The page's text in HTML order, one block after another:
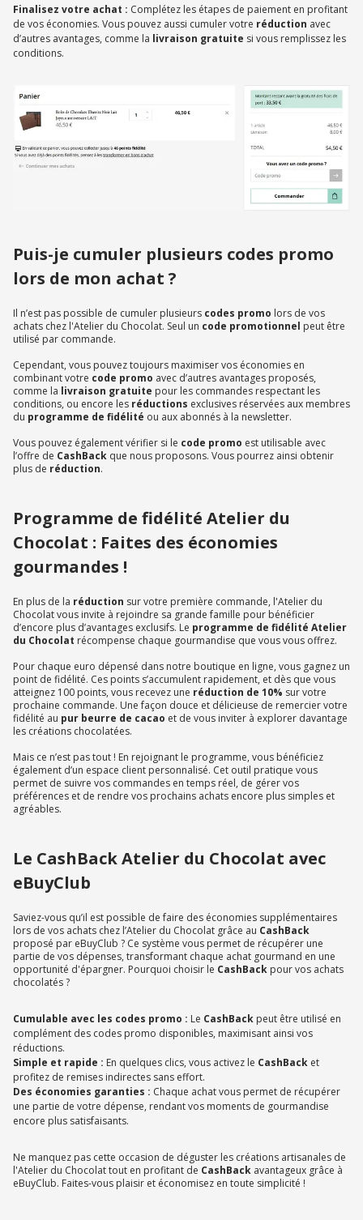
Finalisez votre achat : Complétez les étapes de paiement en profitant
de vos économies. Vous pouvez aussi cumuler votre réduction avec
d’autres avantages, comme la livraison gratuite si vous remplissez les
conditions.
Puis-je cumuler plusieurs codes promo
lors de mon achat ?
Il n’est pas possible de cumuler plusieurs codes promo lors de vos
achats chez l'Atelier du Chocolat. Seul un code promotionnel peut être
utilisé par commande.
Cependant, vous pouvez toujours maximiser vos économies en
combinant votre code promo avec d’autres avantages proposés,
comme la livraison gratuite pour les commandes respectant les
conditions, ou encore les réductions exclusives réservées aux membres
du programme de fidélité ou aux abonnés à la newsletter.
Vous pouvez également vérifier si le code promo est utilisable avec
l’offre de CashBack que nous proposons. Vous pourrez ainsi obtenir
plus de réduction.
Programme de fidélité Atelier du
Chocolat : Faites des économies
gourmandes !
En plus de la réduction sur votre première commande, l'Atelier du
Chocolat vous invite à rejoindre sa grande famille pour bénéficier
d’encore plus d’avantages exclusifs. Le programme de fidélité Atelier
du Chocolat récompense chaque gourmandise que vous vous offrez.
Pour chaque euro dépensé dans notre boutique en ligne, vous gagnez un
point de fidélité. Ces points s’accumulent rapidement, et dès que vous
atteignez 100 points, vous recevez une réduction de 10% sur votre
prochaine commande. Une façon douce et délicieuse de remercier votre
fidélité au pur beurre de cacao et de vous inviter à explorer davantage
les créations chocolatées.
Mais ce n’est pas tout ! En rejoignant le programme, vous bénéficiez
également d’un espace client personnalisé. Cet outil pratique vous
permet de suivre vos commandes en temps réel, de gérer vos
préférences et de rendre vos prochains achats encore plus simples et
agréables.
Le CashBack Atelier du Chocolat avec
eBuyClub
Saviez-vous qu’il est possible de faire des économies supplémentaires
lors de vos achats chez l’Atelier du Chocolat grâce au CashBack
proposé par eBuyClub ? Ce système vous permet de récupérer une
partie de vos dépenses, transformant chaque achat gourmand en une
opportunité d'épargner. Pourquoi choisir le CashBack pour vos achats
chocolatés ?
Cumulable avec les codes promo : Le CashBack peut être utilisé en
complément des codes promo disponibles, maximisant ainsi vos
réductions.
Simple et rapide : En quelques clics, vous activez le CashBack et
profitez de remises indirectes sans effort.
Des économies garanties : Chaque achat vous permet de récupérer
une partie de votre dépense, rendant vos moments de gourmandise
encore plus satisfaisants.
Ne manquez pas cette occasion de déguster les créations artisanales de
l'Atelier du Chocolat tout en profitant de CashBack avantageux grâce à
eBuyClub. Faites-vous plaisir et économisez en toute simplicité !